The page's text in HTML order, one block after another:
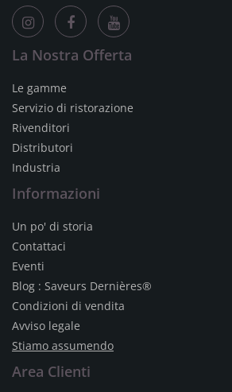
La Nostra Offerta
Le gamme
Servizio di ristorazione
Rivenditori
Distributori
Industria
Informazioni
Un po' di storia
Contattaci
Eventi
Blog : Saveurs Dernières®
Condizioni di vendita
Avviso legale
Stiamo assumendo
Area Clienti